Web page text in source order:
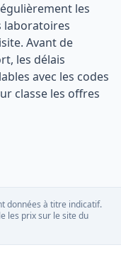
les
laboratoires
Avant de
les délais
avec les codes
classe les offres
données à titre indicatif.
les prix sur le site du